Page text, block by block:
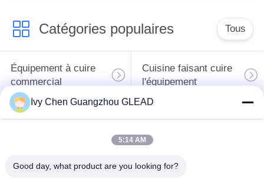
Catégories populaires Tous
Équipement à cuire
commercial
Cuisine faisant cuire
l'équipement
Machines de
denrées alimentaires
alimentaires
Ivy Chen Guangzhou GLEAD
5:14 AM
Good day, what product are you looking for?